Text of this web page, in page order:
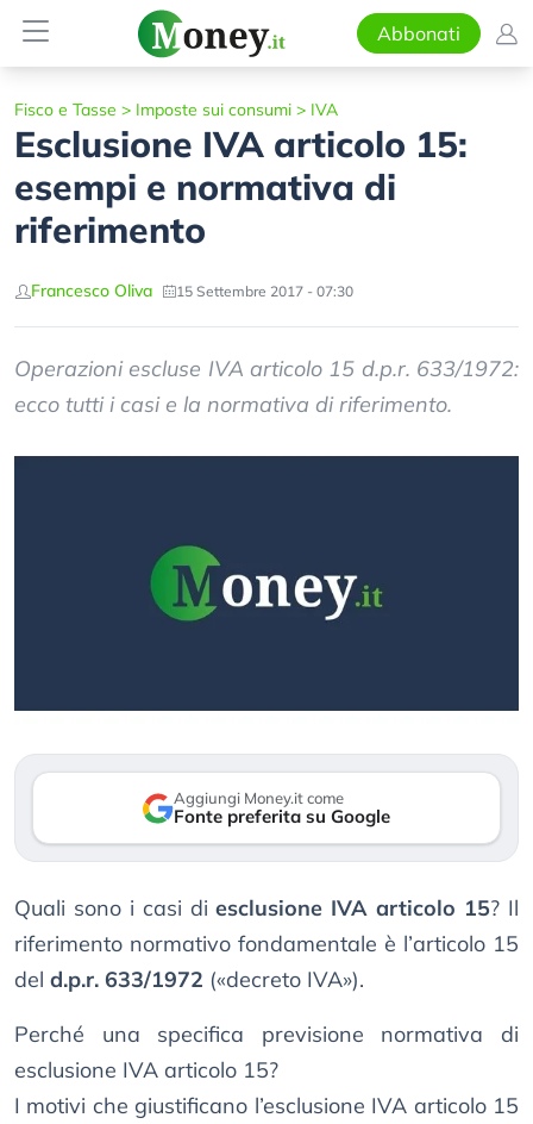
Abbonati
Fisco e Tasse > Imposte sui consumi > IVA
Esclusione IVA articolo 15:
esempi e normativa di
riferimento
Francesco Oliva 15 Settembre 2017 - 07:30
Operazioni escluse IVA articolo 15 d.p.r. 633/1972:
ecco tutti i casi e la normativa di riferimento.
Aggiungi Money.it come
Fonte preferita su Google
Quali sono i casi diesclusione IVA articolo 15? Il
riferimento normativo fondamentale è l’articolo 15
del d.p.r. 633/1972 («decreto IVA»).
Perché una specifica previsione normativa di
esclusione IVA articolo 15?
I motivi che giustificano l’esclusione IVA articolo 15